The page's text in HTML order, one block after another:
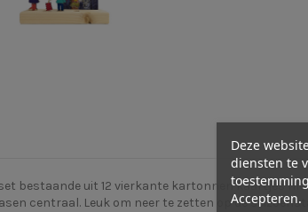
bestaande uit 12 vierkante kartonnen kaartjes
centraal. Leuk om neer te zetten op de
Deze
diensten te
Accepteren.